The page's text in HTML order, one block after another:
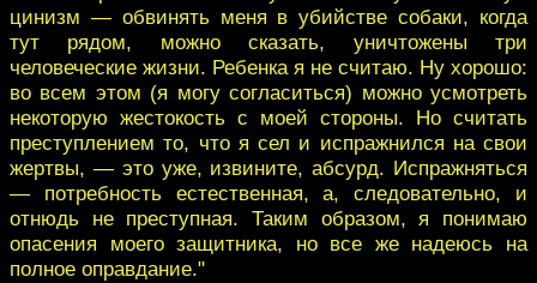
цинизм — обвинять меня в убийстве собаки, когда
тут рядом, можно сказать, уничтожены три
человеческие жизни. Ребенка я не считаю. Ну хорошо:
во всем этом (я могу согласиться) можно усмотреть
некоторую жестокость с моей стороны. Но считать
преступлением то, что я сел и испражнился на свои
жертвы, — это уже, извините, абсурд. Испражняться
— потребность естественная, а, следовательно, и
отнюдь не преступная. Таким образом, я понимаю
опасения моего защитника, но все же надеюсь на
полное оправдание."